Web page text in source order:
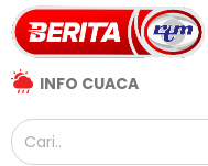
INFO CUACA